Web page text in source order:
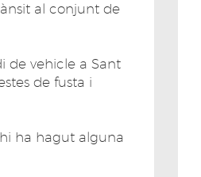
al conjunt de
de vehicle a Sant
de fusta i
hi ha hagut alguna